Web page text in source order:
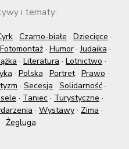
i tematy:
· Czarno-białe · Dziecięce ·
Fotomontaż· Humor·Judaika ·
· Literatura · Lotnictwo ·
· Polska · Portret· Prawo ·
· Secesja · Solidarność ·
· Taniec · Turystyczne ·
· Wystawy · Zima ·
· Żegluga